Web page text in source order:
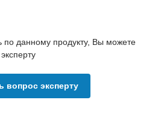
данному продукту, Вы можете
вопрос эксперту